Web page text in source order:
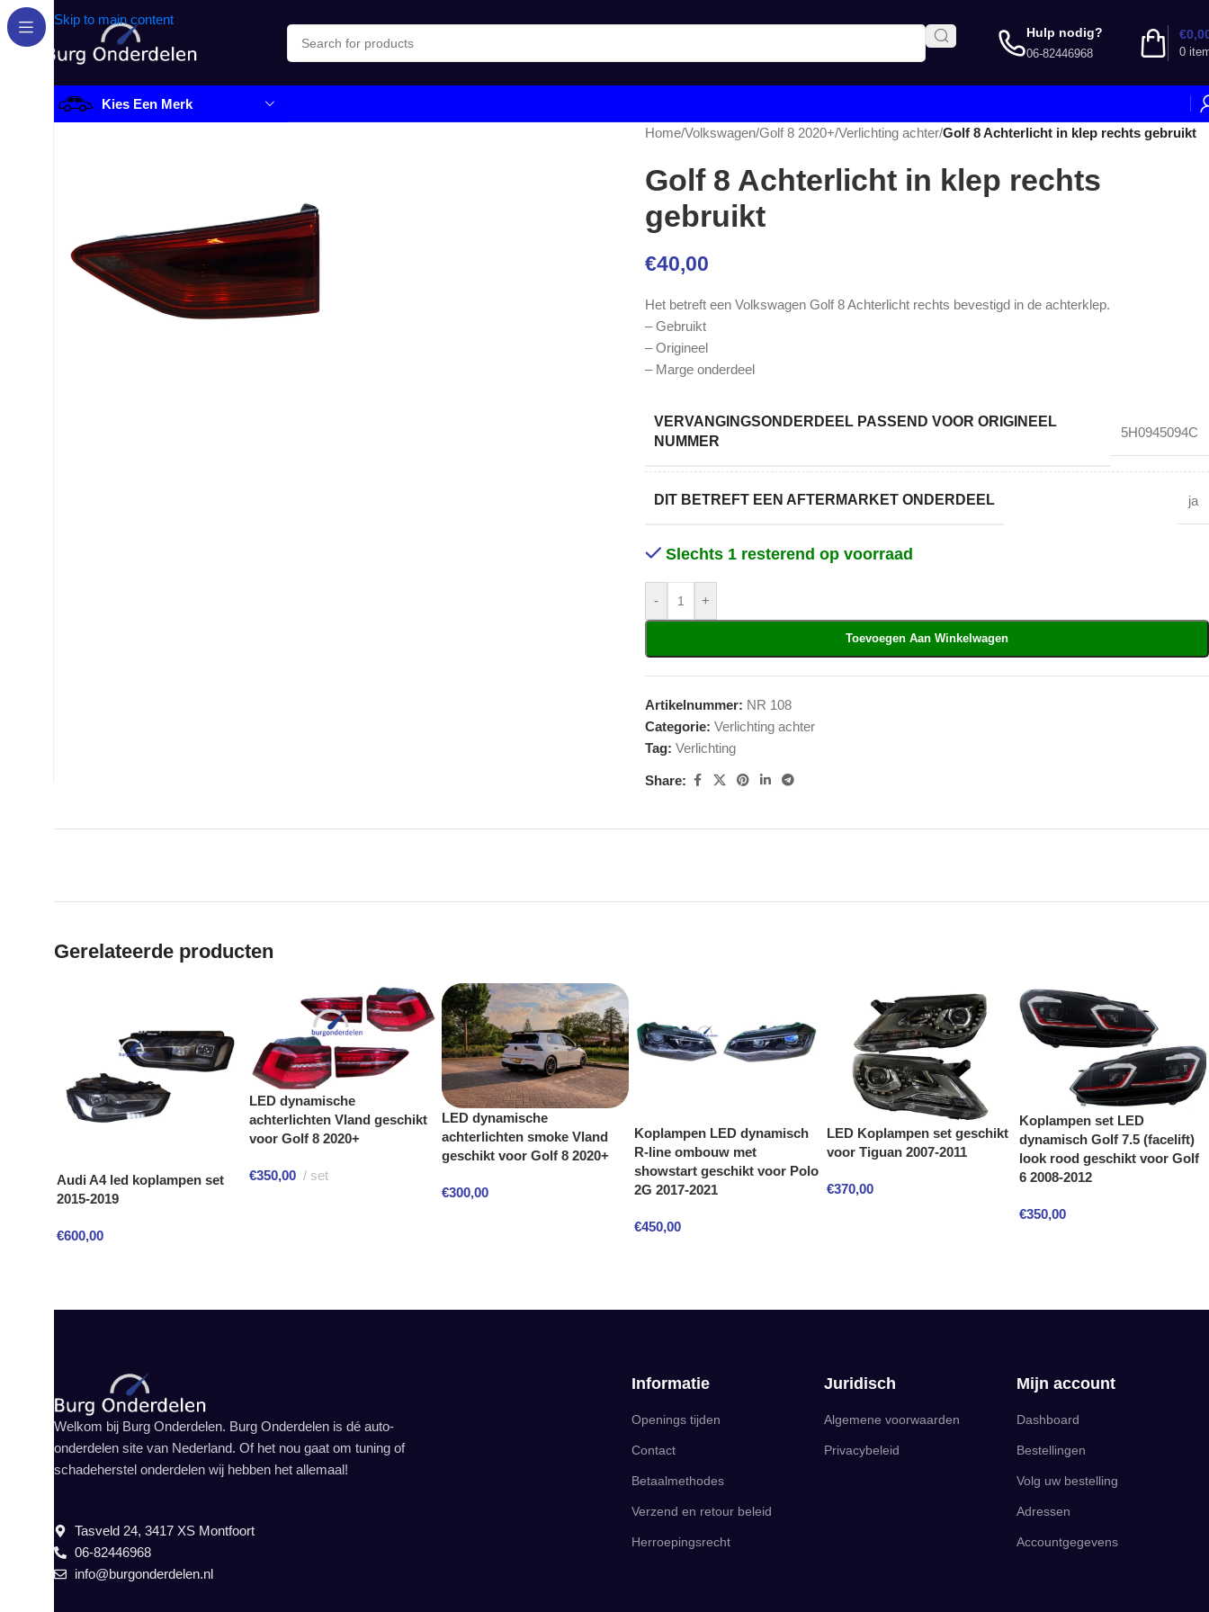
Skip to main content
Hulp nodig?
06-82446968 0
€
Kies Een Merk
Home/Volkswagen/Golf 8 2020+/Verlichting achter/Golf 8 Achterlicht in klep rechts gebruikt
Golf 8 Achterlicht in klep rechts
gebruikt
€40,00
Het betreft een Volkswagen Golf 8 Achterlicht rechts bevestigd in de achterklep.
– Gebruikt
– Origineel
– Marge onderdeel
VERVANGINGSONDERDEEL PASSEND VOOR ORIGINEEL
NUMMER
5H0945094C
DIT BETREFT EEN AFTERMARKET ONDERDEEL ja
Slechts 1 resterend op voorraad
- +
Toevoegen Aan Winkelwagen
Artikelnummer: NR 108
Categorie: Verlichting achter
Tag: Verlichting
Share:
Gerelateerde producten
Audi A4 led koplampen set
2015-2019
€600,00
LED dynamische
achterlichten Vland geschikt
voor Golf 8 2020+
€350,00 set
LED dynamische
achterlichten smoke Vland
geschikt voor Golf 8 2020+
€300,00
Koplampen LED dynamisch
R-line ombouw met
showstart geschikt voor Polo
2G 2017-2021
€450,00
LED Koplampen set geschikt
voor Tiguan 2007-2011
€370,00
Koplampen set LED
dynamisch Golf 7.5 (facelift)
look rood geschikt voor Golf
6 2008-2012
€350,00
Informatie
Openings tijden
Contact
Betaalmethodes
Verzend en retour beleid
Herroepingsrecht
Juridisch
Algemene voorwaarden
Privacybeleid
Mijn account
Dashboard
Bestellingen
Volg uw bestelling
Adressen
Accountgegevens
Welkom bij Burg Onderdelen. Burg Onderdelen is dé auto-
onderdelen site van Nederland. Of het nou gaat om tuning of
schadeherstel onderdelen wij hebben het allemaal!
Tasveld 24, 3417 XS Montfoort
06-82446968
info@burgonderdelen.nl